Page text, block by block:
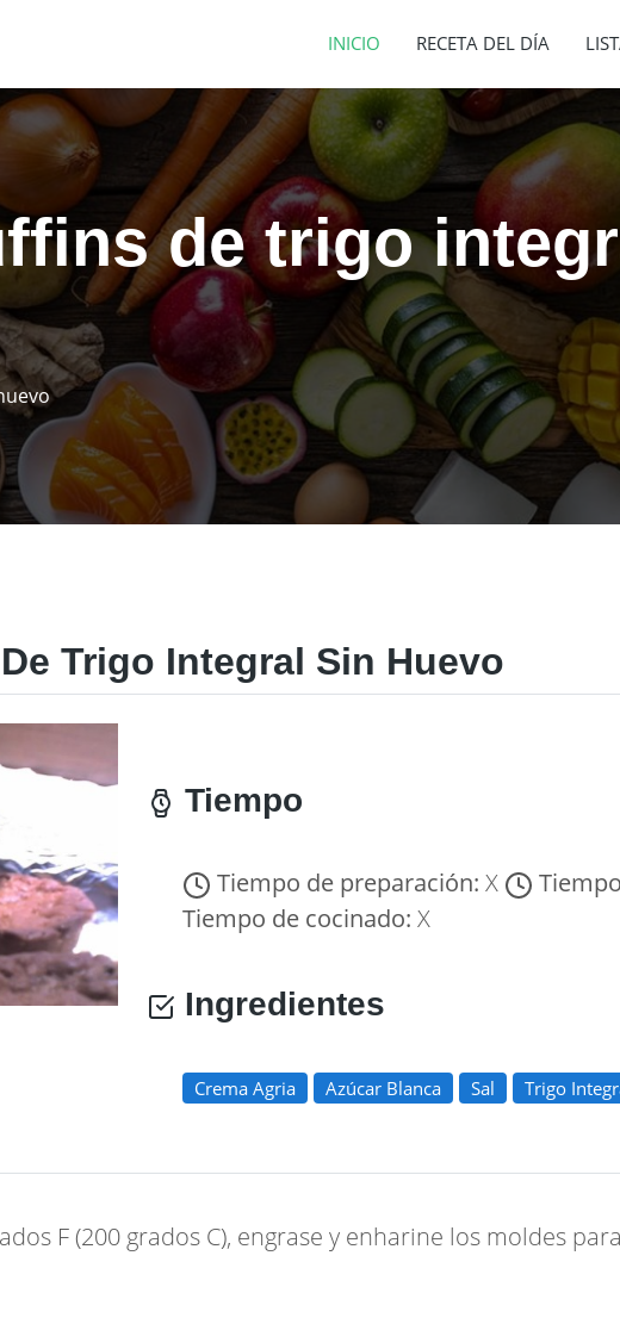
INICIO RECETA DEL DÍA
de trigo
Trigo Integral Sin Huevo
Tiempo
Tiempo de preparación: X
Tiempo de cocinado: X
Ingredientes
Crema Agria Azúcar Blanca Sal Trigo
F (200 grados C), engrase y enharine los moldes